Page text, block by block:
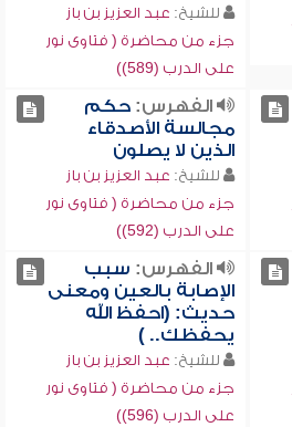
للشيخ: عبد العزيز بن باز
جزء من محاضرة ( فتاوى نور
على الدرب (589))
الفهرس:حكم
مجالسة الأصدقاء
الذين لا يصلون
للشيخ: عبد العزيز بن باز
جزء من محاضرة ( فتاوى نور
على الدرب (592))
الفهرس: سبب
الإصابة بالعين ومعنى
حديث: (احفظ الله
يحفظك.. )
للشيخ: عبد العزيز بن باز
جزء من محاضرة ( فتاوى نور
على الدرب (596))